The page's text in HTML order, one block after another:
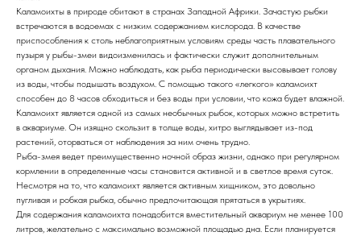
Каламоихты в природе обитают в странах Западной Африки. Зачастую рыбки
встречаются в водоемах с низким содержанием кислорода. В качестве
приспособления к столь неблагоприятным условиям среды часть плавательного
пузыря у рыбы-змеи видоизменилась и фактически служит дополнительным
органом дыхания. Можно наблюдать, как рыба периодически высовывает голову
из воды, чтобы подышать воздухом. С помощью такого «легкого» каламоихт
способен до 8 часов обходиться и без воды при условии, что кожа будет влажной.
Каламоихт является одной из самых необычных рыбок, которых можно встретить
в аквариуме. Он изящно скользит в толще воды, хитро выглядывает из-под
растений, оторваться от наблюдения за ним очень трудно.
Рыба-змея ведет преимущественно ночной образ жизни, однако при регулярном
кормлении в определенные часы становится активной и в светлое время суток.
Несмотря на то, что каламоихт является активным хищником, это довольно
пугливая и робкая рыбка, обычно предпочитающая прятаться в укрытиях.
Для содержания каламоихта понадобится вместительный аквариум не менее 100
литров, желательно с максимально возможной площадью дна. Если планируется